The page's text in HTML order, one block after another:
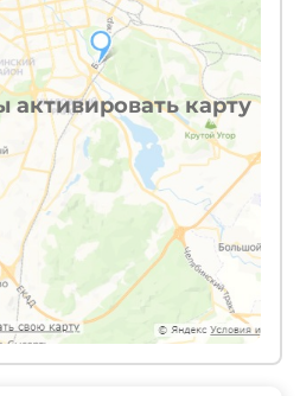
карту